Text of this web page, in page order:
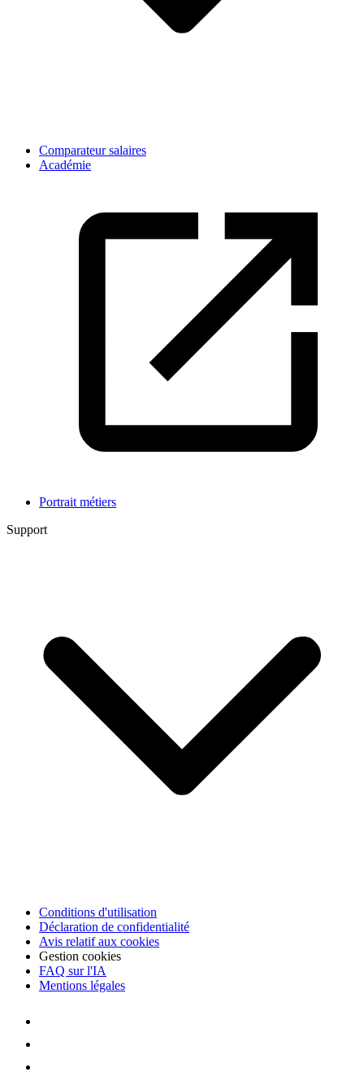
Comparateur salaires
Académie
Portrait métiers
Support
Conditions d'utilisation
Déclaration de confidentialité
Avis relatif aux cookies
Gestion cookies
FAQ sur l'IA
Mentions légales